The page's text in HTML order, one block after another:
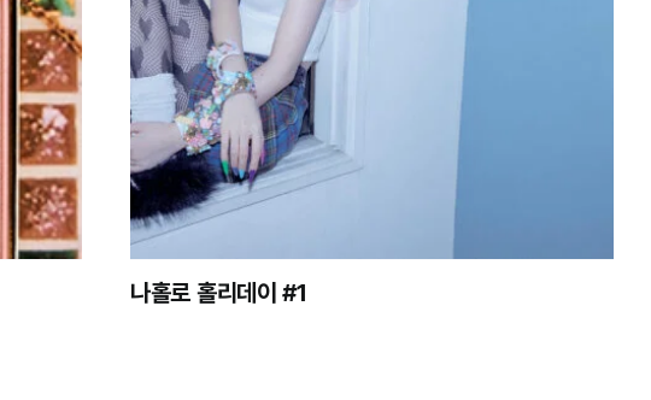
나홀로 홀리데이 #1